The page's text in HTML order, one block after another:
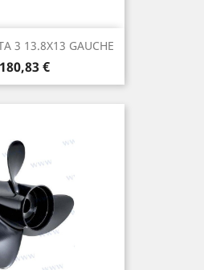
3 13.8X13 GAUCHE
Prix
180,83 €